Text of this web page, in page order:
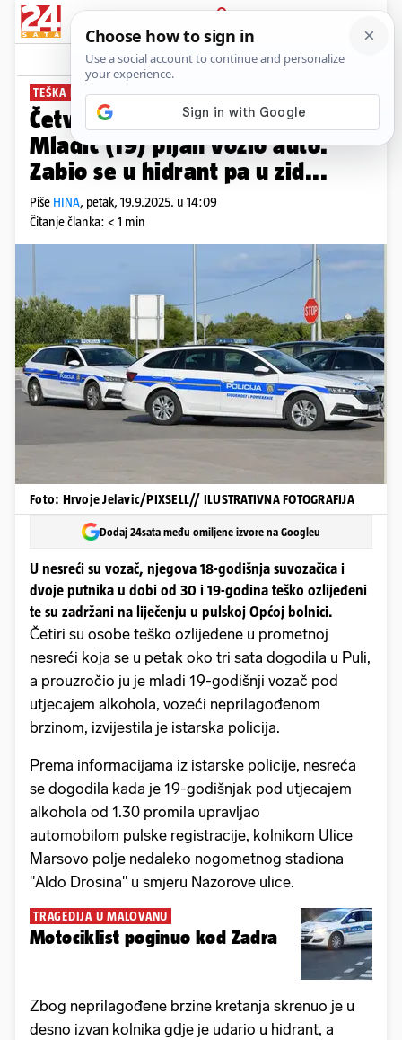
PRIJAVA
News Komentari
TEŠKA NESREĆA
Četvero teško ozlijeđenih u Puli:
Mladić (19) pijan vozio auto.
Zabio se u hidrant pa u zid...
Piše HINA, petak, 19.9.2025. u 14:09
Čitanje članka: < 1 min
Foto: Hrvoje Jelavic/PIXSELL// ILUSTRATIVNA FOTOGRAFIJA
Dodaj 24sata među omiljene izvore na Googleu
U nesreći su vozač, njegova 18-godišnja suvozačica i
dvoje putnika u dobi od 30 i 19-godina teško ozlijeđeni
te su zadržani na liječenju u pulskoj Općoj bolnici.
Četiri su osobe teško ozlijeđene u prometnoj
nesreći koja se u petak oko tri sata dogodila u Puli,
a prouzročio ju je mladi 19-godišnji vozač pod
utjecajem alkohola, vozeći neprilagođenom
brzinom, izvijestila je istarska policija.
Prema informacijama iz istarske policije, nesreća
se dogodila kada je 19-godišnjak pod utjecajem
alkohola od 1.30 promila upravljao
automobilom pulske registracije, kolnikom Ulice
Marsovo polje nedaleko nogometnog stadiona
"Aldo Drosina" u smjeru Nazorove ulice.
TRAGEDIJA U MALOVANU
Motociklist poginuo kod Zadra
Zbog neprilagođene brzine kretanja skrenuo je u
desno izvan kolnika gdje je udario u hidrant, a